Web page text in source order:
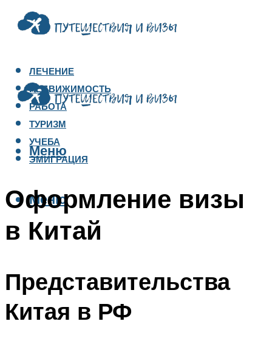
ЛЕЧЕНИЕ
НЕДВИЖИМОСТЬ
РАБОТА
ТУРИЗМ
УЧЕБА
ЭМИГРАЦИЯ
Меню
Меню
Оформление визы
в Китай
Представительства
Китая в РФ